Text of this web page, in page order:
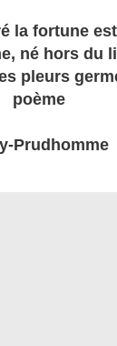
la fortune
né hors du
pleurs
poème
Prudhomme